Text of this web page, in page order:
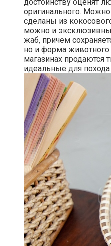
достоинству оценят
оригинального. Можно
сделаны из
можно и
жаб, причем
но и форма
магазинах продаются
идеальные для